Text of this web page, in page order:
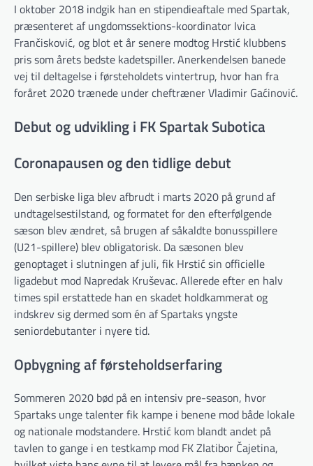
I oktober 2018 indgik han en stipendieaftale med Spartak,
præsenteret af ungdomssektions-koordinator Ivica
Frančisković, og blot et år senere modtog Hrstić klubbens
pris som årets bedste kadetspiller. Anerkendelsen banede
vej til deltagelse i førsteholdets vintertrup, hvor han fra
foråret 2020 trænede under cheftræner Vladimir Gaćinović.
Debut og udvikling i FK Spartak Subotica
Coronapausen og den tidlige debut
Den serbiske liga blev afbrudt i marts 2020 på grund af
undtagelsestilstand, og formatet for den efterfølgende
sæson blev ændret, så brugen af såkaldte bonusspillere
(U21-spillere) blev obligatorisk. Da sæsonen blev
genoptaget i slutningen af juli, fik Hrstić sin officielle
ligadebut mod Napredak Kruševac. Allerede efter en halv
times spil erstattede han en skadet holdkammerat og
indskrev sig dermed som én af Spartaks yngste
seniordebutanter i nyere tid.
Opbygning af førsteholdserfaring
Sommeren 2020 bød på en intensiv pre-season, hvor
Spartaks unge talenter fik kampe i benene mod både lokale
og nationale modstandere. Hrstić kom blandt andet på
tavlen to gange i en testkamp mod FK Zlatibor Čajetina,